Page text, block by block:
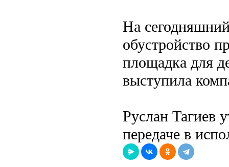
На
обустройство
площадка для
выступила
Руслан Тагиев
передаче в